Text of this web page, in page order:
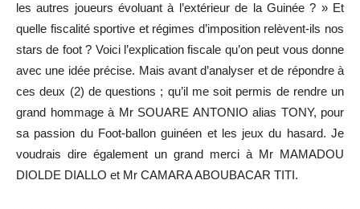
les autres joueurs évoluant à l’extérieur de la Guinée ? » Et
quelle fiscalité sportive et régimes d’imposition relèvent-ils nos
stars de foot ? Voici l’explication fiscale qu’on peut vous donne
avec une idée précise. Mais avant d’analyser et de répondre à
ces deux (2) de questions ; qu’il me soit permis de rendre un
grand hommage à Mr SOUARE ANTONIO alias TONY, pour
sa passion du Foot-ballon guinéen et les jeux du hasard. Je
voudrais dire également un grand merci à Mr MAMADOU
DIOLDE DIALLO et Mr CAMARA ABOUBACAR TITI.